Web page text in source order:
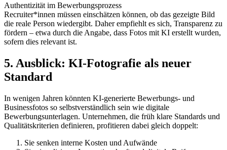
Authentizität im Bewerbungsprozess
Recruiter*innen müssen einschätzen können, ob das gezeigte Bild
die reale Person wiedergibt. Daher empfiehlt es sich, Transparenz zu
fördern – etwa durch die Angabe, dass Fotos mit KI erstellt wurden,
sofern dies relevant ist.
5. Ausblick: KI-Fotografie als neuer
Standard
In wenigen Jahren könnten KI-generierte Bewerbungs- und
Businessfotos so selbstverständlich sein wie digitale
Bewerbungsunterlagen. Unternehmen, die früh klare Standards und
Qualitätskriterien definieren, profitieren dabei gleich doppelt:
Sie senken interne Kosten und Aufwände